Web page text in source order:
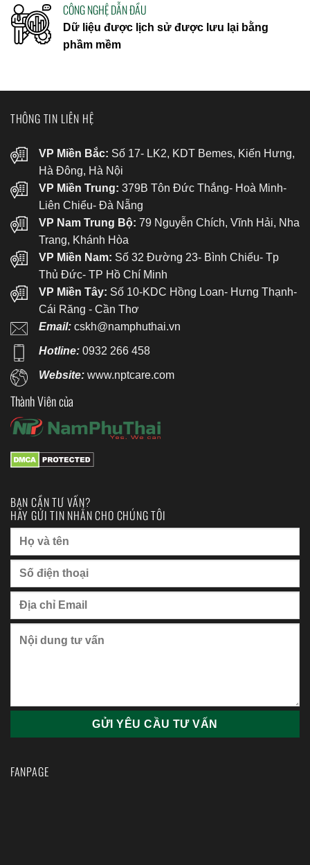
CÔNG NGHỆ DẪN ĐẦU
Dữ liệu được lịch sử được lưu lại bằng
phầm mềm
THÔNG TIN LIÊN HỆ
VP Miền Bắc: Số 17- LK2, KDT Bemes, Kiến Hưng,
Hà Đông, Hà Nội
VP Miền Trung: 379B Tôn Đức Thắng- Hoà Minh-
Liên Chiểu- Đà Nẵng
VP Nam Trung Bộ: 79 Nguyễn Chích, Vĩnh Hải, Nha
Trang, Khánh Hòa
VP Miền Nam: Số 32 Đường 23- Bình Chiểu- Tp
Thủ Đức- TP Hồ Chí Minh
VP Miền Tây: Số 10-KDC Hồng Loan- Hưng Thạnh-
Cái Răng - Cần Thơ
Email: cskh@namphuthai.vn
Hotline: 0932 266 458
Website:www.nptcare.com
Thành Viên của
BẠN CẦN TƯ VẤN?
HÃY GỬI TIN NHẮN CHO CHÚNG TÔI
FANPAGE